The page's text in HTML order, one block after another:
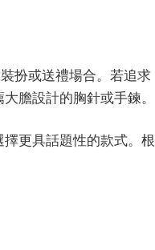
扮或送禮場合。若追求
膽設計的胸針或手鍊。
更具話題性的款式。根